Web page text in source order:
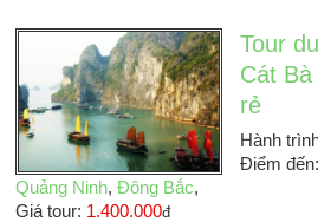
Tour
Cát
rẻ
Hành
Điểm đến:
Quảng Ninh,Đông Bắc,
Giá tour: 1.400.000đ